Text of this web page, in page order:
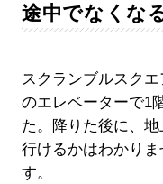
途中でなくな
スクランブルスク
のエレベーターで1
た。降りた後に、
行けるかはわかり
す。